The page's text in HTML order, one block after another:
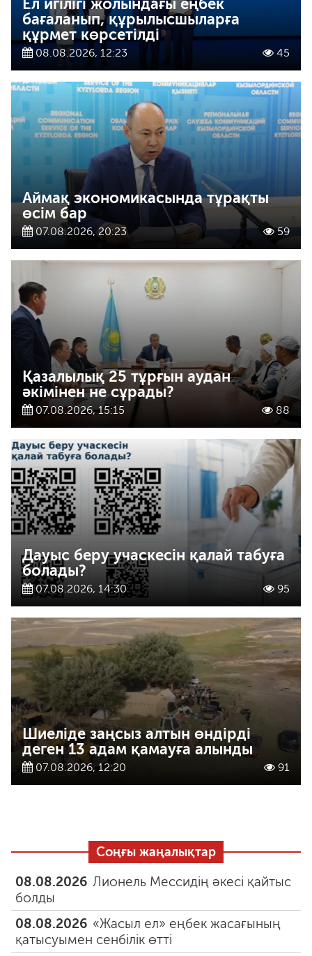
Ел игілігі жолындағы еңбек
бағаланып, құрылысшыларға
құрмет көрсетілді
08.08.2026, 12:23 45
Аймақ экономикасында тұрақты
өсім бар
07.08.2026, 20:23 59
Қазалылық 25 тұрғын аудан
әкімінен не сұрады?
07.08.2026, 15:15 88
Дауыс беру учаскесін қалай табуға
болады?
07.08.2026, 14:30 95
Шиеліде заңсыз алтын өндірді
деген 13 адам қамауға алынды
07.08.2026, 12:20 91
Соңғы жаңалықтар
08.08.2026 Лионель Мессидің әкесі қайтыс
болды
08.08.2026 «Жасыл ел» еңбек жасағының
қатысуымен сенбілік өтті